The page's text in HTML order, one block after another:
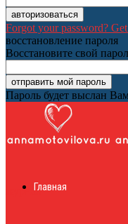
Forgot your password?
восстановление пароля
Восстановите свой
Пароль будет выслан
журналГлавная